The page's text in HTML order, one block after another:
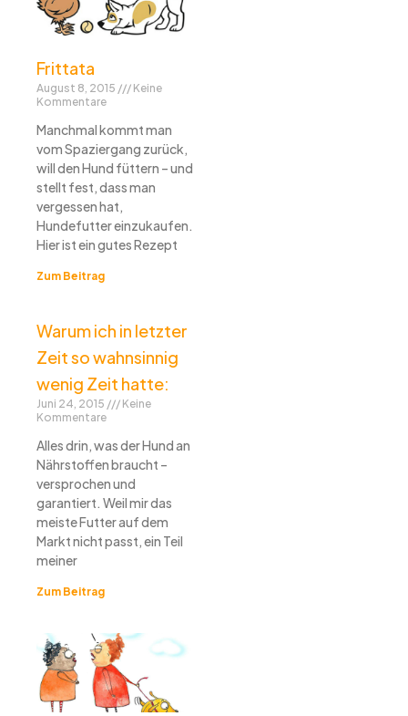
Frittata
August 8, 2015
Keine
Kommentare
Manchmal kommt man
vom Spaziergang zurück,
will den Hund füttern – und
stellt fest, dass man
vergessen hat,
Hundefutter einzukaufen.
Hier ist ein gutes Rezept
Zum Beitrag
Warum ich in letzter
Zeit so wahnsinnig
wenig Zeit hatte:
Juni 24, 2015
Keine
Kommentare
Alles drin, was der Hund an
Nährstoffen braucht –
versprochen und
garantiert. Weil mir das
meiste Futter auf dem
Markt nicht passt, ein Teil
meiner
Zum Beitrag